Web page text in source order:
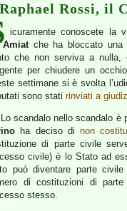
Raphael Rossi, il
icuramente conoscete la
Amiatche ha bloccato una
che non serviva a nulla,
per chiudere un
settimane si è svolta
sono stati rinviati a
Lo scandalo nello scandalo
ha deciso dinon
di parte civile
civile) è lo Stato ad
può diventare parte
di costituzioni di
stesso.